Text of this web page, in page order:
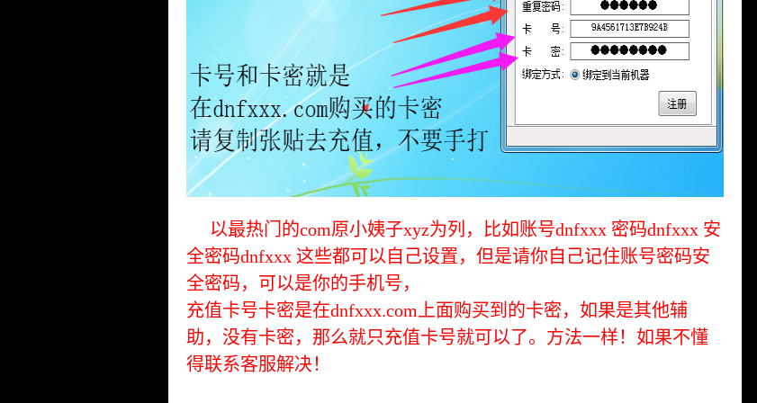
以最热门的com原小姨子xyz为列，比如账号dnfxxx 密码dnfxxx 安
全密码dnfxxx 这些都可以自己设置，但是请你自己记住账号密码安
全密码，可以是你的手机号，
充值卡号卡密是在dnfxxx.com上面购买到的卡密，如果是其他辅
助，没有卡密，那么就只充值卡号就可以了。方法一样！如果不懂
得联系客服解决！